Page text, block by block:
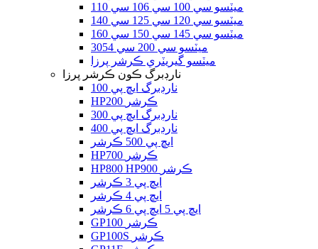
ميٽسو سي 100 سي 106 سي 110
ميٽسو سي 120 سي 125 سي 140
ميٽسو سي 145 سي 150 سي 160
ميٽسو سي 200 سي 3054
ميٽسو گيريٽري ڪرشر پرزا
نارڊبرگ ڪون ڪرشر پرزا
نارڊبرگ ايڇ پي 100
HP200 ڪرشر
نارڊبرگ ايڇ پي 300
نارڊبرگ ايڇ پي 400
ايڇ پي 500 ڪرشر
HP700 ڪرشر
HP800 HP900 ڪرشر
ايڇ پي 3 ڪرشر
ايڇ پي 4 ڪرشر
ايڇ پي 5 ايڇ پي 6 ڪرشر
GP100 ڪرشر
GP100S ڪرشر